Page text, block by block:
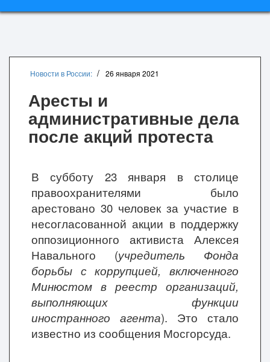
Новости в России: 26 января 2021
Аресты и
административные дела
после акций протеста
В субботу 23 января в столице
правоохранителями было
арестовано 30 человек за участие в
несогласованной акции в поддержку
оппозиционного активиста Алексея
Навального (учредитель Фонда
борьбы с коррупцией, включенного
Минюстом в реестр организаций,
выполняющих функции
иностранного агента). Это стало
известно из сообщения Мосгорсуда.